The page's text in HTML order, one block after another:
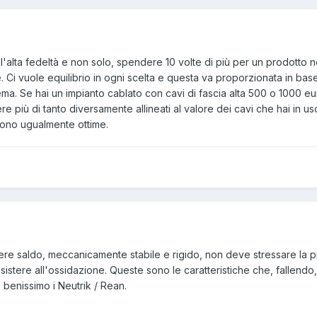
fedeltà e non solo, spendere 10 volte di più per un prodotto
Ci vuole equilibrio in ogni scelta e questa va proporzionata in
Se hai un impianto cablato con cavi di fascia alta 500 o 1000
più di tanto diversamente allineati al valore dei cavi che hai in
ugualmente ottime.
saldo, meccanicamente stabile e rigido, non deve stressare la
all'ossidazione. Queste sono le caratteristiche che,
i Neutrik / Rean.